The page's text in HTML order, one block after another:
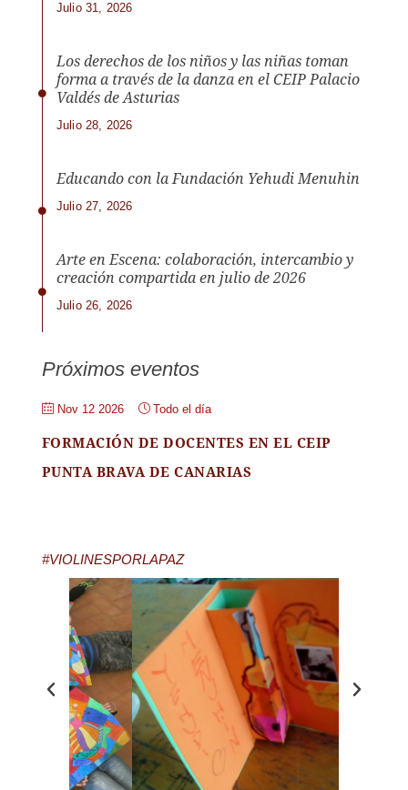
Julio 31, 2026
Los derechos de los niños y las niñas toman
forma a través de la danza en el CEIP Palacio
Valdés de Asturias
Julio 28, 2026
Educando con la Fundación Yehudi Menuhin
Julio 27, 2026
Arte en Escena: colaboración, intercambio y
creación compartida en julio de 2026
Julio 26, 2026
Próximos eventos
Nov 12 2026 Todo el día
FORMACIÓN DE DOCENTES EN EL CEIP
PUNTA BRAVA DE CANARIAS
#VIOLINESPORLAPAZ